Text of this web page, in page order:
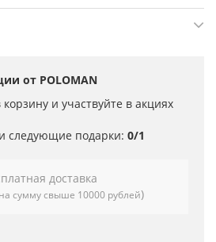
от POLOMAN
и участвуйте в акциях
следующие подарки: 0/1
доставка
сумму свыше 10000 рублей)